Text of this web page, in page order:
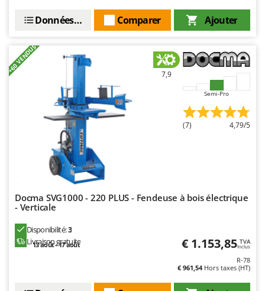
Zodiac
Ajouter
Comparer
Données techniques
+60 VENDUS 7,9
Semi-Pro
(7) 4,79/5
Docma SVG1000 - 220 PLUS - Fendeuse à bois électrique
- Verticale
Disponibilité:3
Livraison gratuite
13 août - 17 août € 1.153,85 TVA
Inclus
R-78
€ 961,54Hors taxes (HT)